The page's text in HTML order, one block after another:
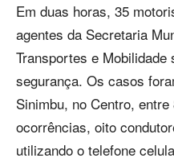
Em duas horas, 35
agentes da Secretaria
Transportes e
segurança. Os casos
Sinimbu, no Centro,
ocorrências, oito
utilizando o telefone